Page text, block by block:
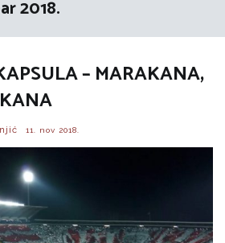
2018.
– MARAKANA,
11. nov 2018.